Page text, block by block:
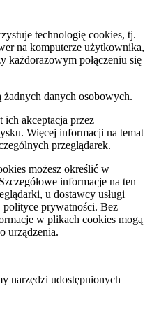
technologię cookies, tj.
na komputerze użytkownika,
każdorazowym połączeniu się
żadnych danych osobowych.
ich akceptacja przez
Więcej informacji na temat
przeglądarek.
możesz określić w
informacje na ten
u dostawcy usługi
polityce prywatności. Bez
w plikach cookies mogą
urządzenia.
narzędzi udostępnionych